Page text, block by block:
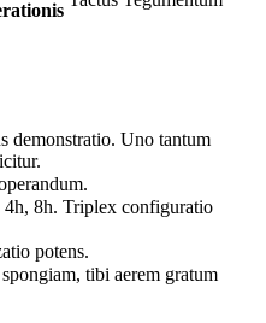
demonstratio. Uno tantum
8h. Triplex configuratio
potens.
tibi aerem gratum